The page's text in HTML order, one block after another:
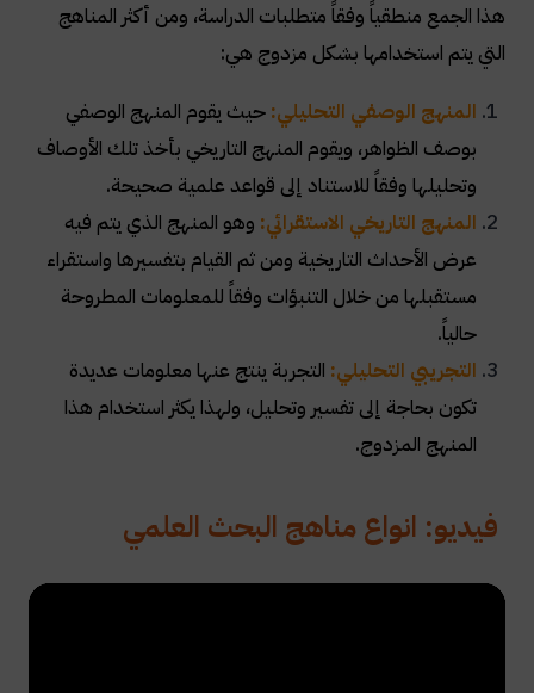
هذا الجمع منطقياً وفقاً متطلبات الدراسة، ومن أكثر المناهج
التي يتم استخدامها بشكل مزدوج هي:
المنهج الوصفي التحليلي: حيث يقوم المنهج الوصفي
بوصف الظواهر، ويقوم المنهج التاريخي بأخذ تلك الأوصاف
وتحليلها وفقاً للاستناد إلى قواعد علمية صحيحة.
المنهج التاريخي الاستقرائي: وهو المنهج الذي يتم فيه
عرض الأحداث التاريخية ومن ثم القيام بتفسيرها واستقراء
مستقبلها من خلال التنبؤات وفقاً للمعلومات المطروحة
حالياً.
التجريبي التحليلي: التجربة ينتج عنها معلومات عديدة
تكون بحاجة إلى تفسير وتحليل، ولهذا يكثر استخدام هذا
المنهج المزدوج.
فيديو: انواع مناهج البحث العلمي